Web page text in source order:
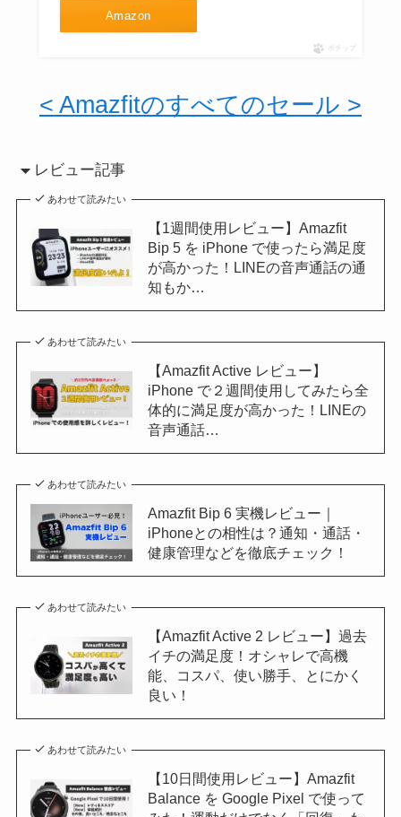
Amazon
ポチップ
< Amazfitのすべてのセール >
レビュー記事
あわせて読みたい
【1週間使用レビュー】Amazfit
Bip 5 を iPhone で使ったら満足度
が高かった！LINEの音声通話の通
知もか…
あわせて読みたい
【Amazfit Active レビュー】
iPhone で２週間使用してみたら全
体的に満足度が高かった！LINEの
音声通話…
あわせて読みたい
Amazfit Bip 6 実機レビュー｜
iPhoneとの相性は？通知・通話・
健康管理などを徹底チェック！
あわせて読みたい
【Amazfit Active 2 レビュー】過去
イチの満足度！オシャレで高機
能、コスパ、使い勝手、とにかく
良い！
あわせて読みたい
【10日間使用レビュー】Amazfit
Balance を Google Pixel で使って